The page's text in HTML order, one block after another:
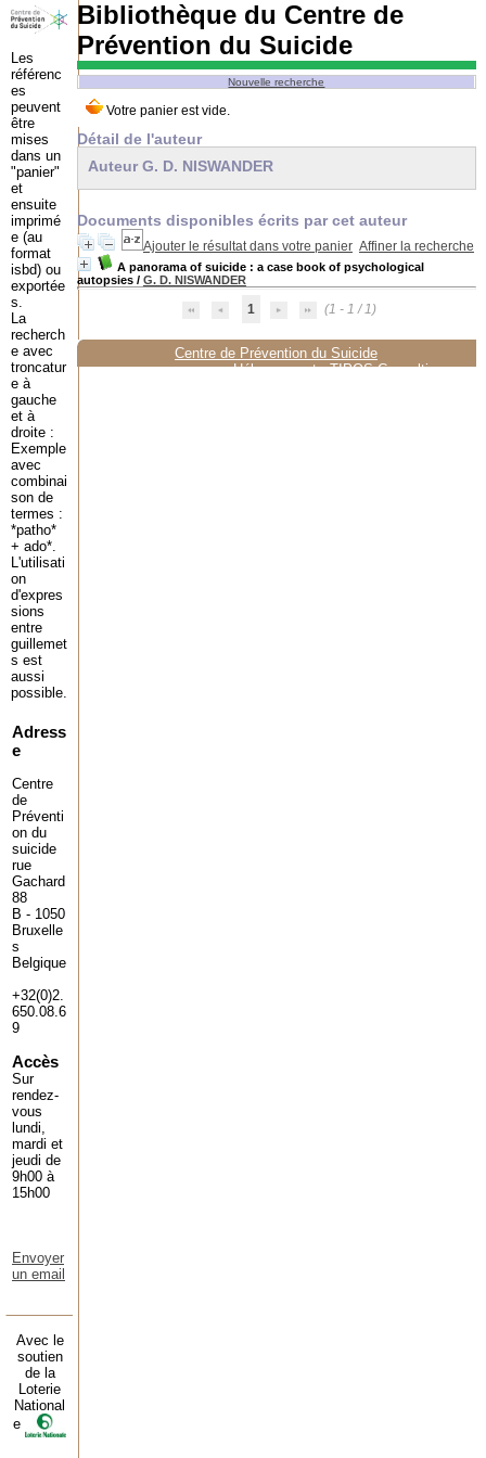
Bibliothèque du Centre de
Prévention du Suicide
Nouvelle recherche
Détail de l'auteur
Auteur G. D. NISWANDER
Documents disponibles écrits par cet auteur
Ajouter le résultat dans votre panier Affiner la recherche
A panorama of suicide : a case book of psychological
autopsies/ G. D. NISWANDER
1 (1 - 1 / 1)
Centre de Prévention du Suicide
Hébergement :TIPOS Consulting
Les
référenc
es
peuvent
être
mises
dans un
"panier"
et
ensuite
imprimé
e (au
format
isbd) ou
exportée
s.
La
recherch
e avec
troncatur
e à
gauche
et à
droite :
Exemple
avec
combinai
son de
termes :
*patho*
+ ado*.
L'utilisati
on
d'expres
sions
entre
guillemet
s est
aussi
possible.
Adress
e
Centre
de
Préventi
on du
suicide
rue
Gachard
88
B - 1050
Bruxelle
s
Belgique
+32(0)2.
650.08.6
9
Accès
Sur
rendez-
vous
lundi,
mardi et
jeudi de
9h00 à
15h00
Envoyer
un email
Avec le
soutien
de la
Loterie
National
e